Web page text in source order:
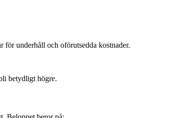
för underhåll och oförutsedda kostnader.
betydligt högre.